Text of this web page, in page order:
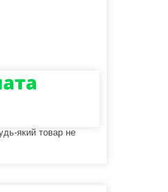
який товар не